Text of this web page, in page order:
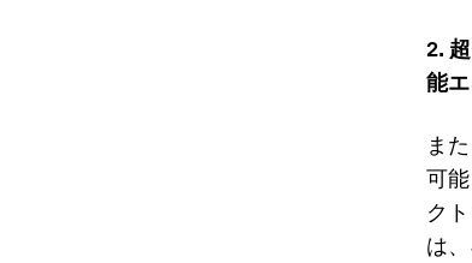
2.
能
ま
可
ク
は